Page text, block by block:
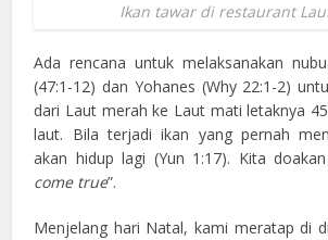
Ikan tawar di restaurant
Ada rencana untuk melaksanakan
(47:1-12) dan Yohanes (Why 22:1-2)
dari Laut merah ke Laut mati letaknya
laut. Bila terjadi ikan yang pernah
akan hidup lagi (Yun 1:17). Kita
come true”.
Menjelang hari Natal, kami meratap di